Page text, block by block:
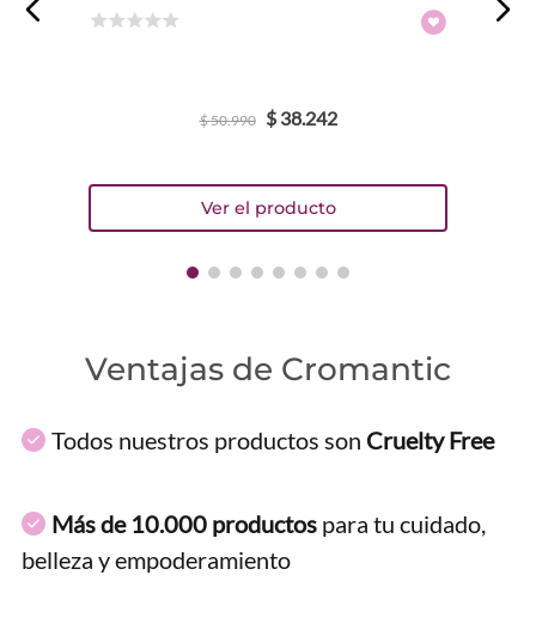
$50.990 $ 38.242
Ventajas de Cromantic
Todos nuestros productos son Cruelty Free
Más de 10.000 productos para tu cuidado,
belleza y empoderamiento